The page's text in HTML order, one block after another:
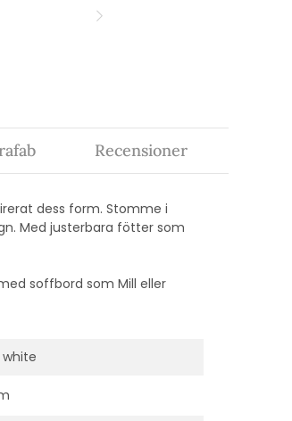
dess form. Stomme i
Med justerbara fötter som
soffbord som Mill eller
white
Recensioner